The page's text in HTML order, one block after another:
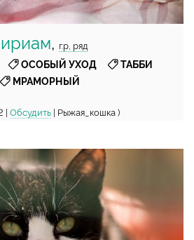
, г.р, ряд
ОСОБЫЙ УХОД, ТАББИ
МРАМОРНЫЙ
| Обсудить | Рыжая_кошка )